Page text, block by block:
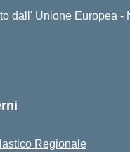
Regionale